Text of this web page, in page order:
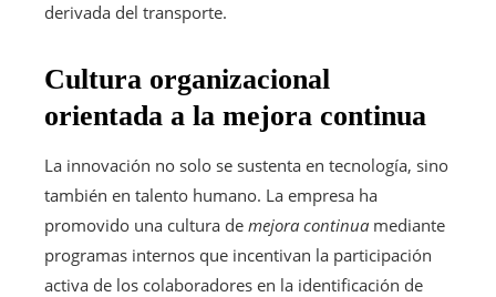
derivada del transporte.
Cultura organizacional
orientada a la mejora continua
La innovación no solo se sustenta en tecnología, sino
también en talento humano. La empresa ha
promovido una cultura de mejora continua mediante
programas internos que incentivan la participación
activa de los colaboradores en la identificación de